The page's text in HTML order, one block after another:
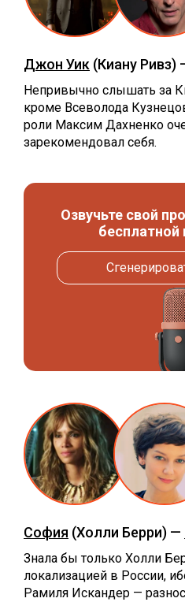
Джон Уик (Киану Ривз)
Непривычно слышать за
кроме Всеволода
роли Максим Дахненко
зарекомендовал себя.
Озвучьте свой
бесплатной
София (Холли Берри) —
Знала бы только Холли
локализацией в России,
Рамиля Искандер —